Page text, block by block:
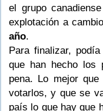
el grupo
explotación a
año.
Para finalizar,
que han hecho los
pena. Lo mejor
votarlos, y que se
país lo que hay que